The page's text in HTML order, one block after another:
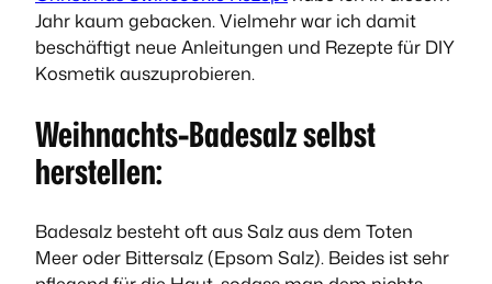
Jahr kaum gebacken. Vielmehr war ich damit
beschäftigt neue Anleitungen und Rezepte für DIY
Kosmetikauszuprobieren.
Weihnachts-Badesalz selbst
herstellen:
Badesalz besteht oft aus Salz aus dem Toten
Meer oder Bittersalz (Epsom Salz). Beides ist sehr